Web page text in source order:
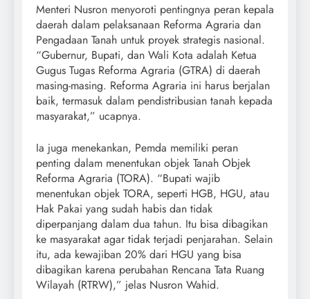
Menteri Nusron menyoroti pentingnya peran kepala
daerah dalam pelaksanaan Reforma Agraria dan
Pengadaan Tanah untuk proyek strategis nasional.
“Gubernur, Bupati, dan Wali Kota adalah Ketua
Gugus Tugas Reforma Agraria (GTRA) di daerah
masing-masing. Reforma Agraria ini harus berjalan
baik, termasuk dalam pendistribusian tanah kepada
masyarakat,” ucapnya.
Ia juga menekankan, Pemda memiliki peran
penting dalam menentukan objek Tanah Objek
Reforma Agraria (TORA). “Bupati wajib
menentukan objek TORA, seperti HGB, HGU, atau
Hak Pakai yang sudah habis dan tidak
diperpanjang dalam dua tahun. Itu bisa dibagikan
ke masyarakat agar tidak terjadi penjarahan. Selain
itu, ada kewajiban 20% dari HGU yang bisa
dibagikan karena perubahan Rencana Tata Ruang
Wilayah (RTRW),” jelas Nusron Wahid.